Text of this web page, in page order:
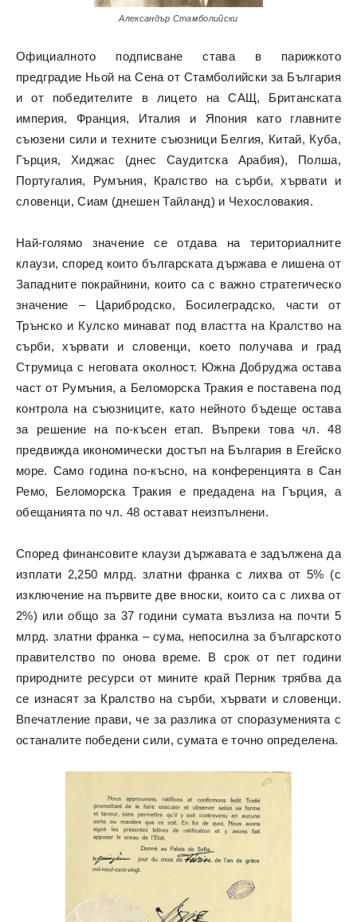
Александър Стамболийски
Официалното подписване става в парижкото
предградие Ньой на Сена от Стамболийски за България
и от победителите в лицето на САЩ, Британската
империя, Франция, Италия и Япония като главните
съюзени сили и техните съюзници Белгия, Китай, Куба,
Гърция, Хиджас (днес Саудитска Арабия), Полша,
Португалия, Румъния, Кралство на сърби, хървати и
словенци, Сиам (днешен Тайланд) и Чехословакия.
Най-голямо значение се отдава на териториалните
клаузи, според които българската държава е лишена от
Западните покрайнини, които са с важно стратегическо
значение – Царибродско, Босилеградско, части от
Трънско и Кулско минават под властта на Кралство на
сърби, хървати и словенци, което получава и град
Струмица с неговата околност. Южна Добруджа остава
част от Румъния, а Беломорска Тракия е поставена под
контрола на съюзниците, като нейното бъдеще остава
за решение на по-късен етап. Въпреки това чл. 48
предвижда икономически достъп на България в Егейско
море. Само година по-късно, на конференцията в Сан
Ремо, Беломорска Тракия е предадена на Гърция, а
обещанията по чл. 48 остават неизпълнени.
Според финансовите клаузи държавата е задължена да
изплати 2,250 млрд. златни франка с лихва от 5% (с
изключение на първите две вноски, които са с лихва от
2%) или общо за 37 години сумата възлиза на почти 5
млрд. златни франка – сума, непосилна за българското
правителство по онова време. В срок от пет години
природните ресурси от мините край Перник трябва да
се изнасят за Кралство на сърби, хървати и словенци.
Впечатление прави, че за разлика от споразуменията с
останалите победени сили, сумата е точно определена.